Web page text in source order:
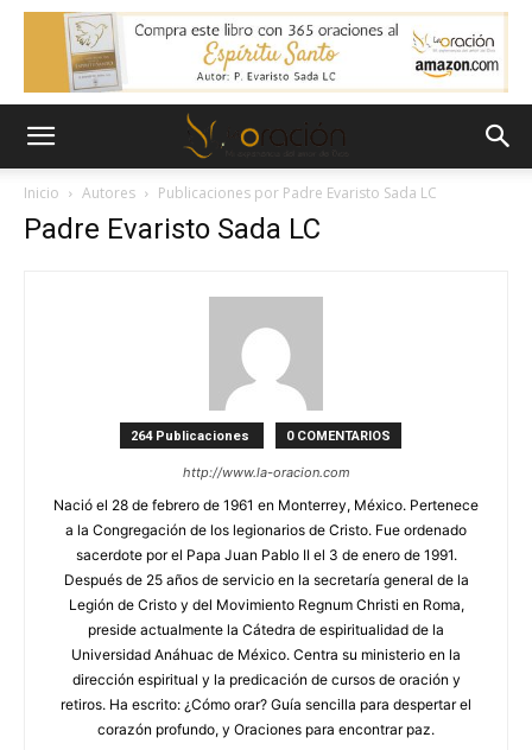
Inicio Autores Publicaciones por Padre Evaristo Sada LC
Padre Evaristo Sada LC
264 Publicaciones 0 COMENTARIOS
http://www.la-oracion.com
Nació el 28 de febrero de 1961 en Monterrey, México. Pertenece
a la Congregación de los legionarios de Cristo. Fue ordenado
sacerdote por el Papa Juan Pablo II el 3 de enero de 1991.
Después de 25 años de servicio en la secretaría general de la
Legión de Cristo y del Movimiento Regnum Christi en Roma,
preside actualmente la Cátedra de espiritualidad de la
Universidad Anáhuac de México. Centra su ministerio en la
dirección espiritual y la predicación de cursos de oración y
retiros. Ha escrito: ¿Cómo orar? Guía sencilla para despertar el
corazón profundo, y Oraciones para encontrar paz.